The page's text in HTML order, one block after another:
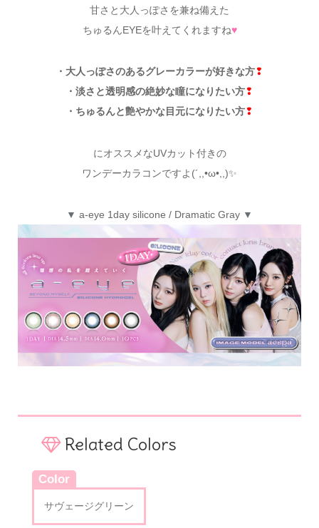
甘さと大人っぽさを兼ね備えた
ちゅるんEYEを叶えてくれますね♥
・大人っぽさのあるグレーカラーが好きな方❢
・淡さと透明感の絶妙な瞳になりたい方❢
・ちゅるんと艶やかな目元になりたい方❢
にオススメなUVカット付きの
ワンデーカラコンですよ(´,,•ω•,,)✨
▼ a-eye 1day silicone / Dramatic Gray ▼
Related Colors
Color
サヴェージグリーン